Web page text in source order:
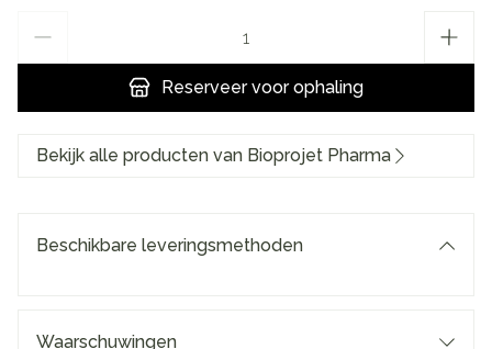
Reserveervoor ophaling
Bekijk alle producten van Bioprojet Pharma
Beschikbare leveringsmethoden
Waarschuwingen